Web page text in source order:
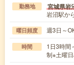
勤務地 宮城県岩
岩沼駅か
曜日頻度 週3日～
時間
1日3時間
制※土曜